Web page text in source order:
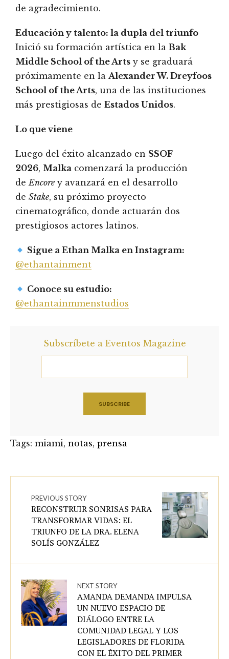
de agradecimiento.
Educación y talento: la dupla del triunfo
Inició su formación artística en la Bak
Middle School of the Arts y se graduará
próximamente en la Alexander W. Dreyfoos
School of the Arts, una de las instituciones
más prestigiosas de Estados Unidos.
Lo que viene
Luego del éxito alcanzado en SSOF
2026, Malka comenzará la producción
deEncore y avanzará en el desarrollo
de Stake, su próximo proyecto
cinematográfico, donde actuarán dos
prestigiosos actores latinos.
Sigue a Ethan Malka en Instagram:
@ethantainment
Conoce su estudio:
@ethantainmmenstudios
Subscríbete a Eventos Magazine
Tags: miami, notas, prensa
PREVIOUS STORY
RECONSTRUIR SONRISAS PARA
TRANSFORMAR VIDAS: EL
TRIUNFO DE LA DRA. ELENA
SOLÍS GONZÁLEZ
NEXT STORY
AMANDA DEMANDA IMPULSA
UN NUEVO ESPACIO DE
DIÁLOGO ENTRE LA
COMUNIDAD LEGAL Y LOS
LEGISLADORES DE FLORIDA
CON EL ÉXITO DEL PRIMER